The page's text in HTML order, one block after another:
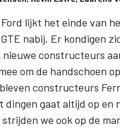
lijkt het einde van
nabij. Er kondigen
constructeurs
om de handschoen
constructeurs
dingen gaat altijd op en
we ook op de